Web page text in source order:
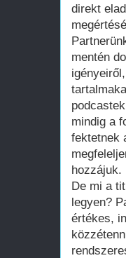
direkt
mentén
mindig a
fektetnek
hozzájuk.
De mi a
legyen?
értékes,